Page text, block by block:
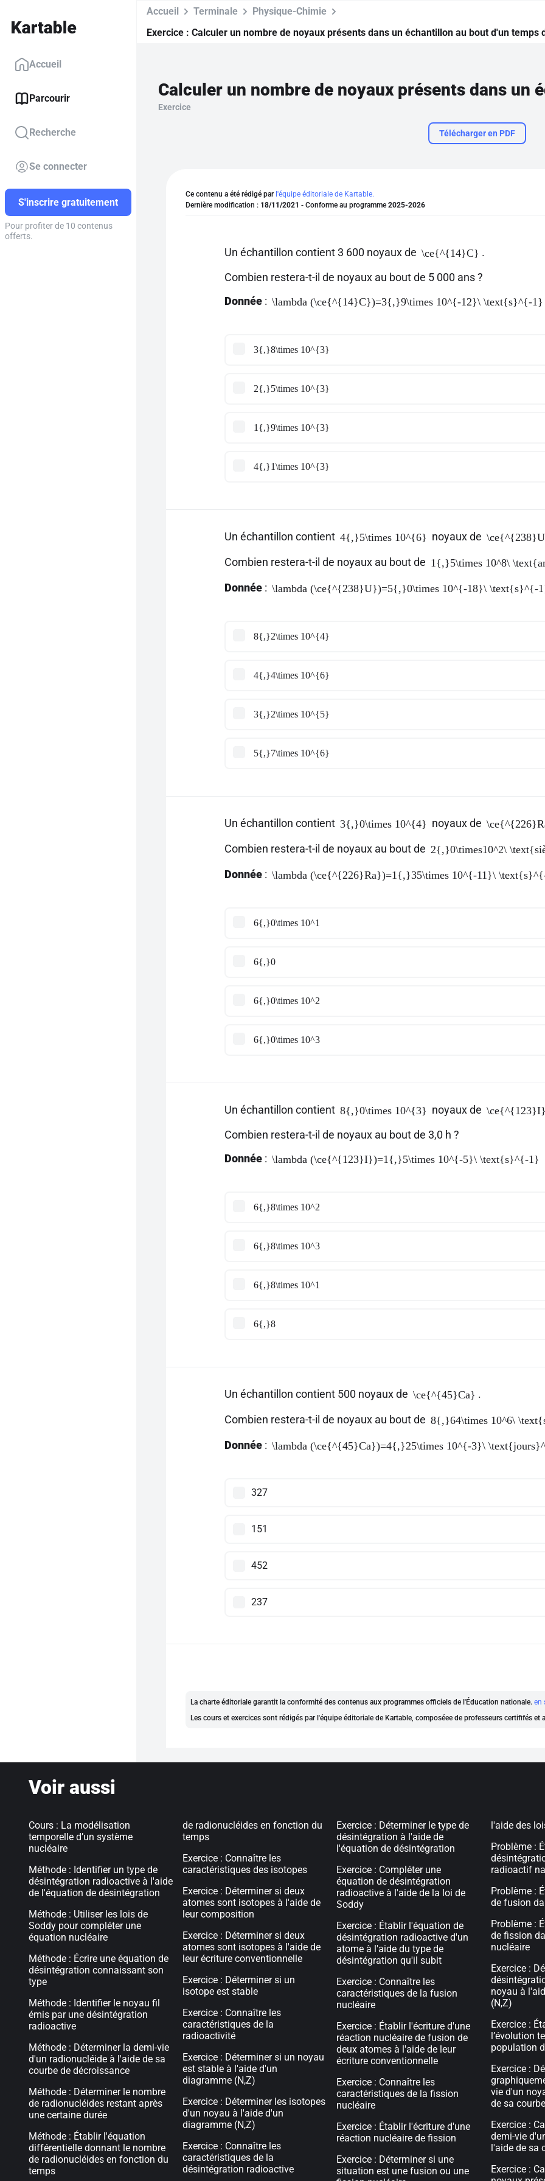
Accueil
Parcourir
Recherche
Se connecter
S'inscrire gratuitement
Pour profiter de 10 contenus
offerts.
Accueil Terminale
Physique-Chimie
Exercice : Calculer un nombre de noyaux présents dans un échantillon au bout d'un
Exercice
Télécharger en PDF
Ce contenu a été rédigé par l'équipe éditoriale de Kartable.
Dernière modification : 18/11/2021 - Conforme au programme 2025-2026
Un échantillon contient 3 600 noyaux de \ce{^{14}C} .
Combien restera-t-il de noyaux au bout de 5 000 ans ?
Donnée : \lambda (\ce{^{14}C})=3{,}9\times 10^{-12}\ \text{s}^{-1}
3{,}8\times 10^{3}
2{,}5\times 10^{3}
1{,}9\times 10^{3}
4{,}1\times 10^{3}
Un échantillon contient 4{,}5\times 10^{6} noyaux de
Combien restera-t-il de noyaux au bout de 1{,}5\times 10^8\
Donnée : \lambda (\ce{^{238}U})=5{,}0\times 10^{-18}\ \text{s}^{-
8{,}2\times 10^{4}
4{,}4\times 10^{6}
3{,}2\times 10^{5}
5{,}7\times 10^{6}
Un échantillon contient 3{,}0\times 10^{4} noyaux de
Combien restera-t-il de noyaux au bout de 2{,}0\times10^2\
Donnée : \lambda (\ce{^{226}Ra})=1{,}35\times 10^{-11}\
6{,}0\times 10^1
6{,}0
6{,}0\times 10^2
6{,}0\times 10^3
Un échantillon contient 8{,}0\times 10^{3} noyaux de
Combien restera-t-il de noyaux au bout de 3,0 h ?
Donnée : \lambda (\ce{^{123}I})=1{,}5\times 10^{-5}\ \text{s}^{-1}
6{,}8\times 10^2
6{,}8\times 10^3
6{,}8\times 10^1
6{,}8
Un échantillon contient 500 noyaux de \ce{^{45}Ca} .
Combien restera-t-il de noyaux au bout de 8{,}64\times 10^6\
Donnée : \lambda (\ce{^{45}Ca})=4{,}25\times 10^{-3}\
327
151
452
237
La charte éditoriale garantit la conformité des contenus aux programmes officiels de l'Éducation nationale. en
Les cours et exercices sont rédigés par l'équipe éditoriale de Kartable, composéee de professeurs certififés et
Voir aussi
Cours : La modélisation
temporelle d’un système
nucléaire
Méthode : Identifier un type de
désintégration radioactive à l'aide
de l'équation de désintégration
Méthode : Utiliser les lois de
Soddy pour compléter une
équation nucléaire
Méthode : Écrire une équation de
désintégration connaissant son
type
Méthode : Identifier le noyau fil
émis par une désintégration
radioactive
Méthode : Déterminer la demi-vie
d'un radionucléide à l'aide de sa
courbe de décroissance
Méthode : Déterminer le nombre
de radionucléides restant après
une certaine durée
Méthode : Établir l'équation
différentielle donnant le nombre
de radionucléides en fonction du
temps
de radionucléides en fonction du
temps
Exercice : Connaître les
caractéristiques des isotopes
Exercice : Déterminer si deux
atomes sont isotopes à l'aide de
leur composition
Exercice : Déterminer si deux
atomes sont isotopes à l'aide de
leur écriture conventionnelle
Exercice : Déterminer si un
isotope est stable
Exercice : Connaître les
caractéristiques de la
radioactivité
Exercice : Déterminer si un noyau
est stable à l'aide d'un
diagramme (N,Z)
Exercice : Déterminer les isotopes
d'un noyau à l'aide d'un
diagramme (N,Z)
Exercice : Connaître les
caractéristiques de la
désintégration radioactive
Exercice : Déterminer le type de
désintégration à l'aide de
l'équation de désintégration
Exercice : Compléter une
équation de désintégration
radioactive à l'aide de la loi de
Soddy
Exercice : Établir l'équation de
désintégration radioactive d'un
atome à l'aide du type de
désintégration qu'il subit
Exercice : Connaître les
caractéristiques de la fusion
nucléaire
Exercice : Établir l'écriture d'une
réaction nucléaire de fusion de
deux atomes à l'aide de leur
écriture conventionnelle
Exercice : Connaître les
caractéristiques de la fission
nucléaire
Exercice : Établir l'écriture d'une
réaction nucléaire de fission
Exercice : Déterminer si une
situation est une fusion ou une
l'aide des
Problème :
radioactif
Problème :
de fusion
Problème :
de fission
nucléaire
Exercice :
noyau à
(N,Z)
Exercice :
l’évolution
population
Exercice :
vie d'un
de sa
Exercice :
demi-vie
l'aide de sa
Exercice :